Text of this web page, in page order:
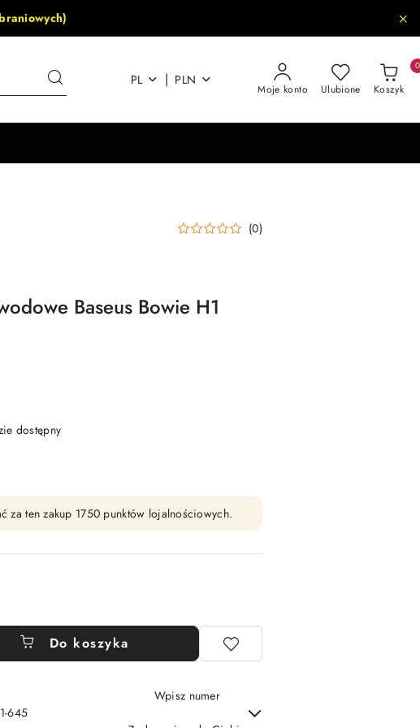
PL | PLN
Moje konto Ulubione Koszyk
0
(0)
Baseus Bowie H1
dostępny
za ten zakup 1750 punktów lojalnościowych.
Do koszyka
645
Wpisz numer